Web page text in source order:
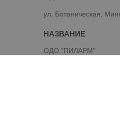
ул. Ботаническая,
ОДО "ПИЛАРМ"